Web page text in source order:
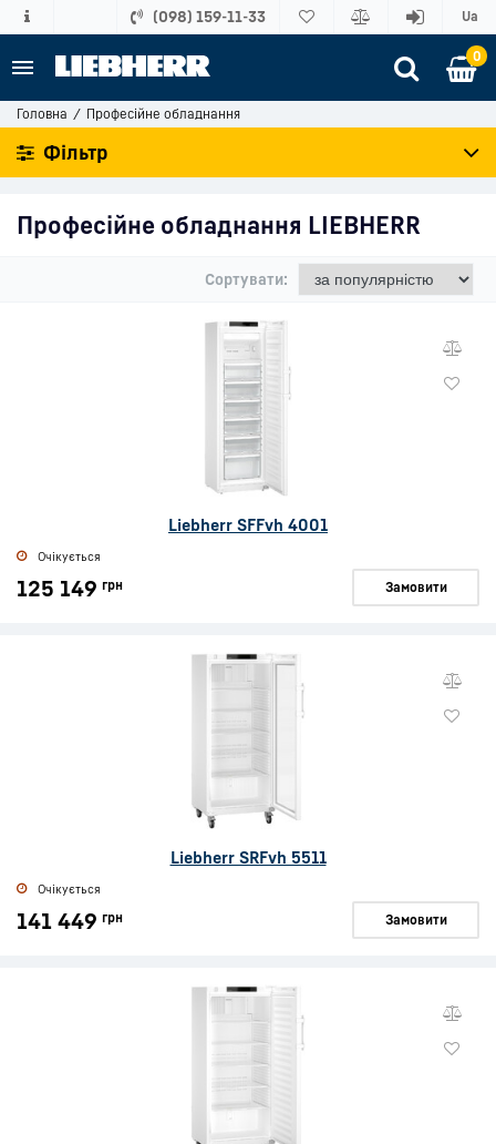
(098) 159-11-33 Ua
0
Головна Професійне обладнання
Фільтр
Професійне обладнання LIEBHERR
Сортувати:
Liebherr SFFvh 4001
Очікується
125 149 грн Замовити
Liebherr SRFvh 5511
Очікується
141 449 грн Замовити